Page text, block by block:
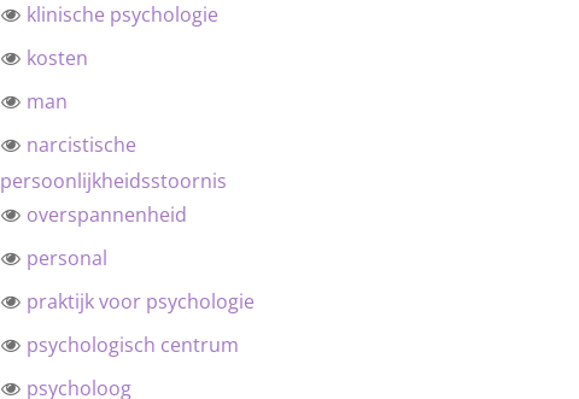
klinische psychologie
kosten
man
narcistische
persoonlijkheidsstoornis
overspannenheid
personal
praktijk voor psychologie
psychologisch centrum
psycholoog